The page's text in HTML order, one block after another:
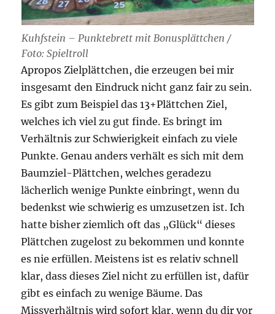
Kuhfstein – Punktebrett mit Bonusplättchen /
Foto: Spieltroll
Apropos Zielplättchen, die erzeugen bei mir
insgesamt den Eindruck nicht ganz fair zu sein.
Es gibt zum Beispiel das 13+Plättchen Ziel,
welches ich viel zu gut finde. Es bringt im
Verhältnis zur Schwierigkeit einfach zu viele
Punkte. Genau anders verhält es sich mit dem
Baumziel-Plättchen, welches geradezu
lächerlich wenige Punkte einbringt, wenn du
bedenkst wie schwierig es umzusetzen ist. Ich
hatte bisher ziemlich oft das „Glück“ dieses
Plättchen zugelost zu bekommen und konnte
es nie erfüllen. Meistens ist es relativ schnell
klar, dass dieses Ziel nicht zu erfüllen ist, dafür
gibt es einfach zu wenige Bäume. Das
Missverhältnis wird sofort klar, wenn du dir vor